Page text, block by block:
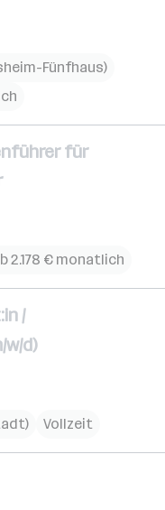
Fünfhaus)
für
2.178 € monatlich
/
d)
Vollzeit